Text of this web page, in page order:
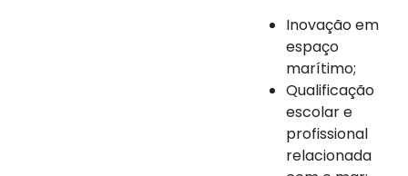
Inovação em
espaço
marítimo;
Qualificação
escolar e
profissional
relacionada